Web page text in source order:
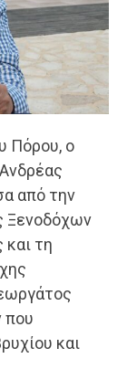
Πόρου, ο
από την
Ξενοδόχων
και τη
που
και